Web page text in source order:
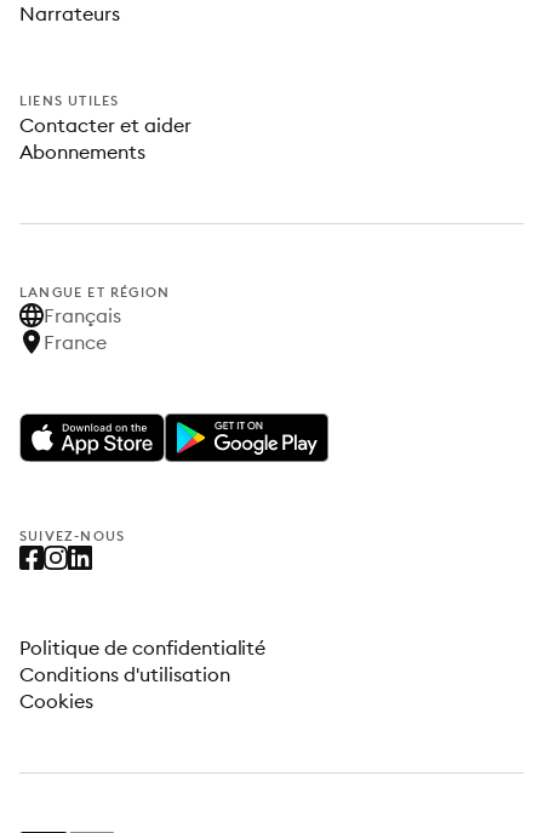
Narrateurs
LIENS UTILES
Contacter et aider
Abonnements
LANGUE ET RÉGION
Français
France
SUIVEZ-NOUS
Politique de confidentialité
Conditions d'utilisation
Cookies